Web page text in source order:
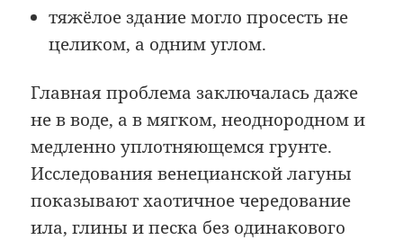
тяжёлое здание могло просесть не
целиком, а одним углом.
Главная проблема заключалась даже
не в воде, а в мягком, неоднородном и
медленно уплотняющемся грунте.
Исследования венецианской лагуны
показывают хаотичное чередование
ила, глины и песка без одинакового